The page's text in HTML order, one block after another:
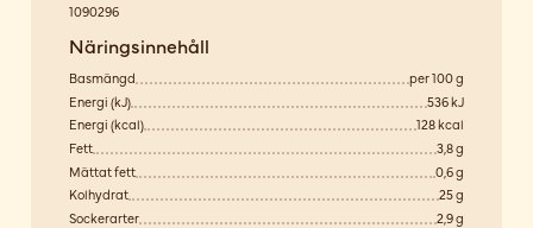
1090296
Näringsinnehåll
Basmängd
per 100 g
Energi (kJ)
536 kJ
Energi (kcal)
128 kcal
Fett
3,8 g
Mättat fett
0,6 g
Kolhydrat
25 g
Sockerarter
2,9 g